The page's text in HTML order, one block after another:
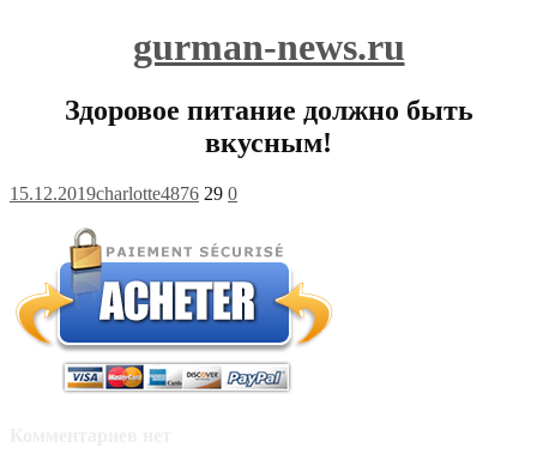
gurman-news.ru
Здоровое питание должно быть
вкусным!
15.12.2019charlotte4876 29 0